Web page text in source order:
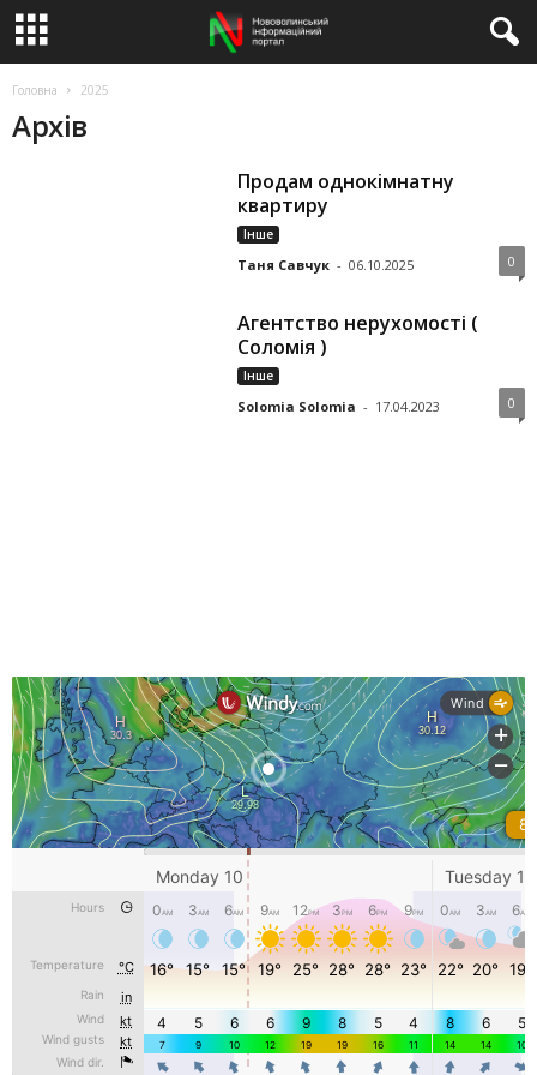
Головна 2025
Архів
Продам однокімнатну
квартиру
Інше
Таня Савчук - 06.10.2025 0
Агентство нерухомості (
Соломія )
Інше
Solomia Solomia - 17.04.2023 0